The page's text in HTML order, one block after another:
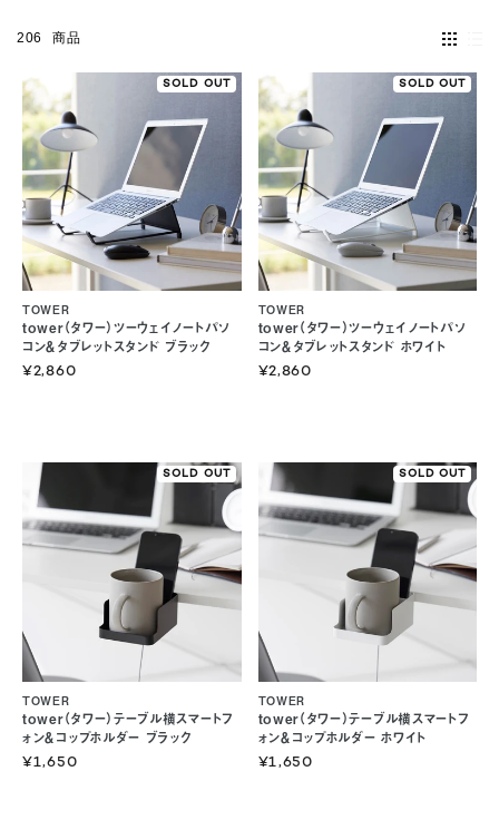
206 商品
SOLD OUT
tower（タワー）ツーウェイノートパソ
コン＆タブレットスタンド ブラック
TOWER
¥2,860
SOLD OUT
tower（タワー）ツーウェイノートパソ
コン＆タブレットスタンド ホワイト
TOWER
¥2,860
SOLD OUT
tower（タワー）テーブル横スマートフ
ォン＆コップホルダー ブラック
TOWER
¥1,650
SOLD OUT
tower（タワー）テーブル横スマートフ
ォン＆コップホルダー ホワイト
TOWER
¥1,650